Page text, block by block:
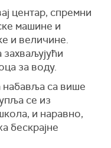
центар, спремни
машине и
и величине.
захваљујући
за воду.
набавља са више
се из
и наравно,
бескрајне